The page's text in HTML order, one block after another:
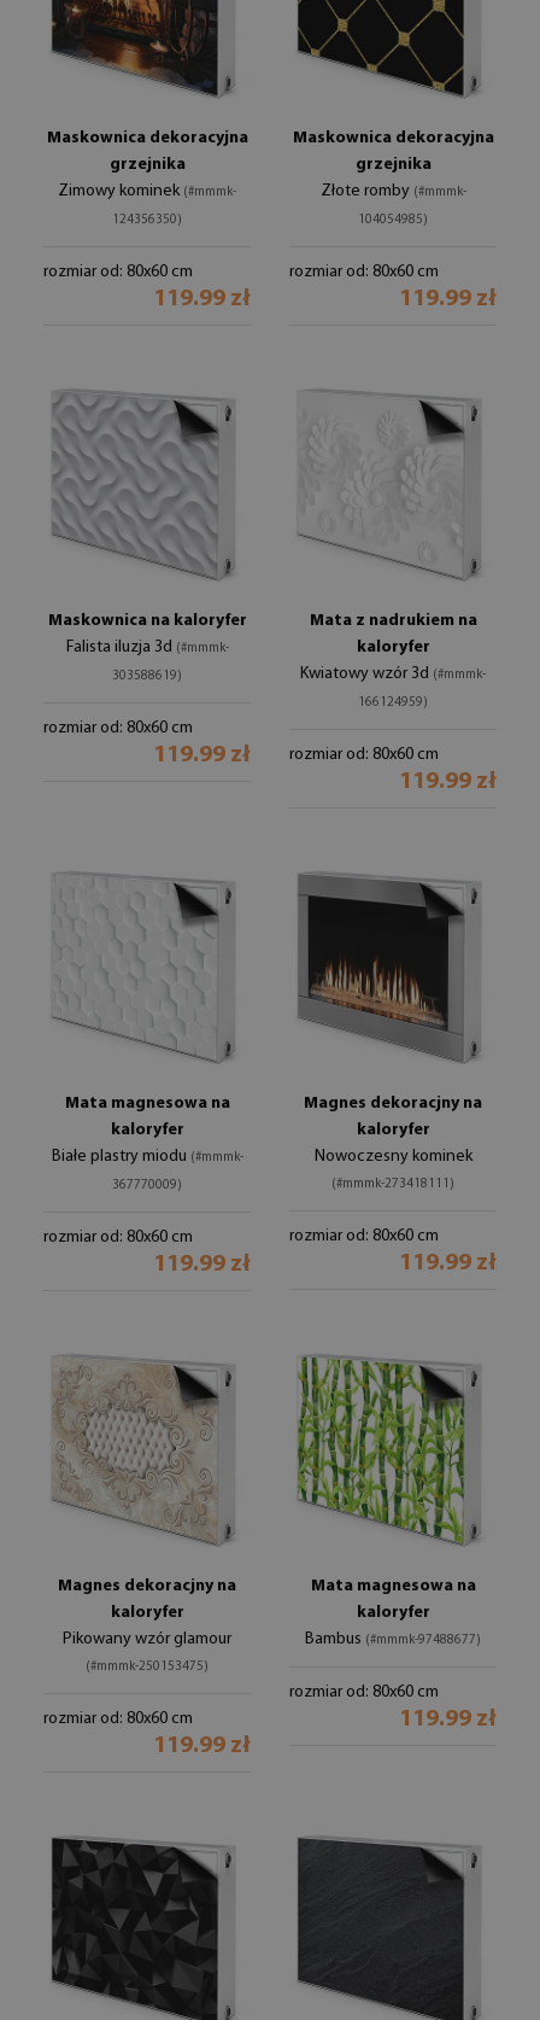
Maskownica dekoracyjna
grzejnika
Zimowy kominek (#mmmk-
124356350)
rozmiar od: 80x60 cm
119.99 zł
Maskownica dekoracyjna
grzejnika
Złote romby (#mmmk-
104054985)
rozmiar od: 80x60 cm
119.99 zł
Maskownica na kaloryfer
Falista iluzja 3d (#mmmk-
303588619)
rozmiar od: 80x60 cm
119.99 zł
Mata z nadrukiem na
kaloryfer
Kwiatowy wzór 3d (#mmmk-
166124959)
rozmiar od: 80x60 cm
119.99 zł
Mata magnesowa na
kaloryfer
Białe plastry miodu (#mmmk-
367770009)
rozmiar od: 80x60 cm
119.99 zł
Magnes dekoracjny na
kaloryfer
Nowoczesny kominek
(#mmmk-273418111)
rozmiar od: 80x60 cm
119.99 zł
Magnes dekoracjny na
kaloryfer
Pikowany wzór glamour
(#mmmk-250153475)
rozmiar od: 80x60 cm
119.99 zł
Mata magnesowa na
kaloryfer
Bambus (#mmmk-97488677)
rozmiar od: 80x60 cm
119.99 zł